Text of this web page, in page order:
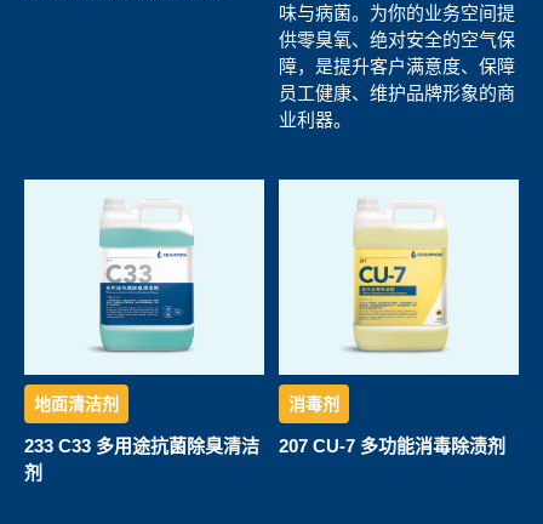
味与病菌。为你的业务空间提
供零臭氧、绝对安全的空气保
障，是提升客户满意度、保障
员工健康、维护品牌形象的商
业利器。
地面清洁剂
233 C33 多用途抗菌除臭清洁
剂
消毒剂
207 CU-7 多功能消毒除渍剂